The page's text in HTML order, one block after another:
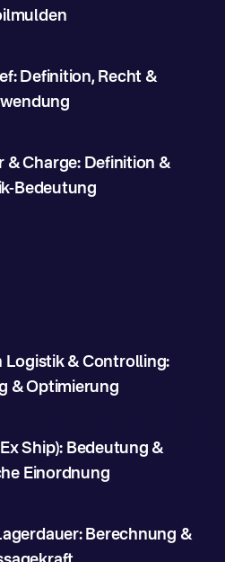
Definition, Recht &
& Charge: Definition &
Bedeutung
Logistik & Controlling:
& Optimierung
Ship): Bedeutung &
Einordnung
Berechnung &